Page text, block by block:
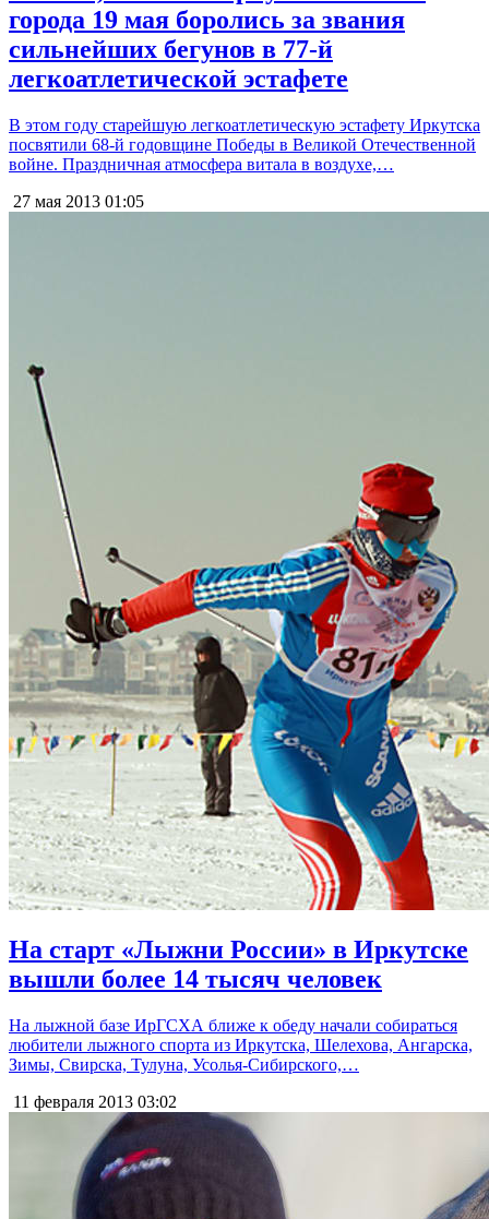
города 19 мая боролись за звания
сильнейших бегунов в 77-й
легкоатлетической эстафете
В этом году старейшую легкоатлетическую эстафету Иркутска
посвятили 68-й годовщине Победы в Великой Отечественной
войне. Праздничная атмосфера витала в воздухе,…
27 мая 2013 01:05
На старт «Лыжни России» в Иркутске
вышли более 14 тысяч человек
На лыжной базе ИрГСХА ближе к обеду начали собираться
любители лыжного спорта из Иркутска, Шелехова, Ангарска,
Зимы, Свирска, Тулуна, Усолья-Сибирского,…
11 февраля 2013 03:02